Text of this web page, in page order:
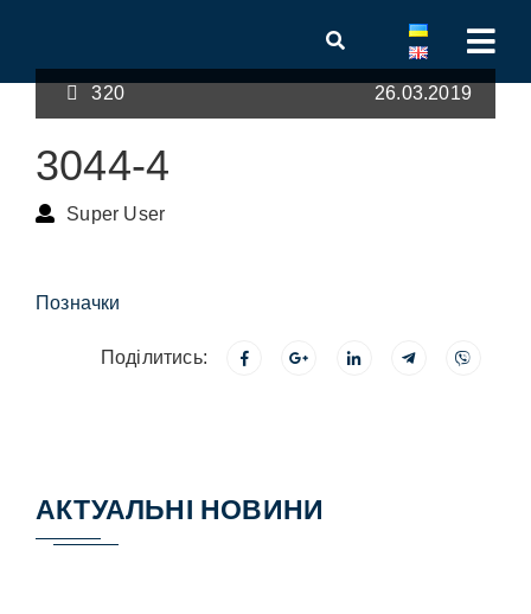
320 26.03.2019
3044-4
Super User
Позначки
Поділитись:
АКТУАЛЬНІ НОВИНИ